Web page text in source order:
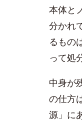
本体と
分かれ
るもの
って処
中身が
の仕方
源」に